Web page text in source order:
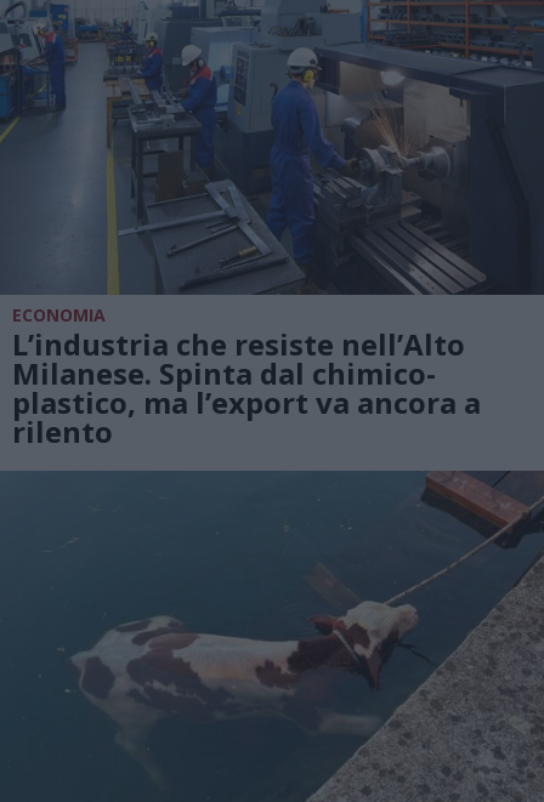
ECONOMIA
L’industria che resiste nell’Alto
Milanese. Spinta dal chimico-
plastico, ma l’export va ancora a
rilento